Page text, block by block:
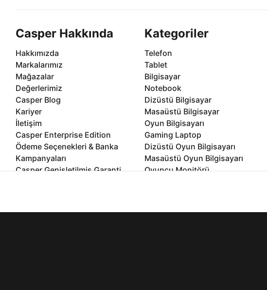
Casper Hakkında
Hakkımızda
Markalarımız
Mağazalar
Değerlerimiz
Casper Blog
Kariyer
İletişim
Casper Enterprise Edition
Ödeme Seçenekleri & Banka
Kampanyaları
Casper Genişletilmiş Garanti
Kategoriler
Telefon
Tablet
Bilgisayar
Notebook
Dizüstü Bilgisayar
Masaüstü Bilgisayar
Oyun Bilgisayarı
Gaming Laptop
Dizüstü Oyun Bilgisayarı
Masaüstü Oyun Bilgisayarı
Oyuncu Monitörü